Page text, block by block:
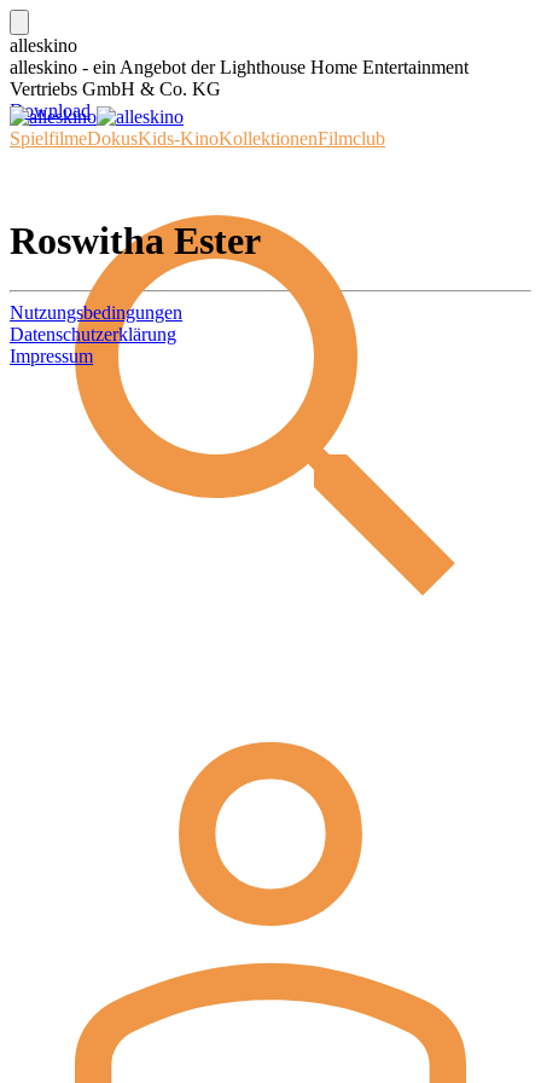
alleskino
alleskino - ein Angebot der Lighthouse Home Entertainment
Vertriebs GmbH & Co. KG
Download
SpielfilmeDokusKids-KinoKollektionenFilmclub
Roswitha Ester
Nutzungsbedingungen
Datenschutzerklärung
Impressum